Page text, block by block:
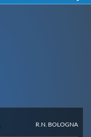
R.N. BOLOGNA